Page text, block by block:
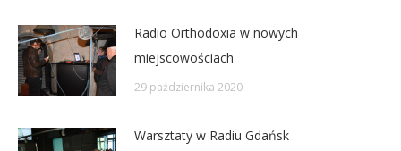
Radio Orthodoxia w nowych
miejscowościach
29 października 2020
Warsztaty w Radiu Gdańsk